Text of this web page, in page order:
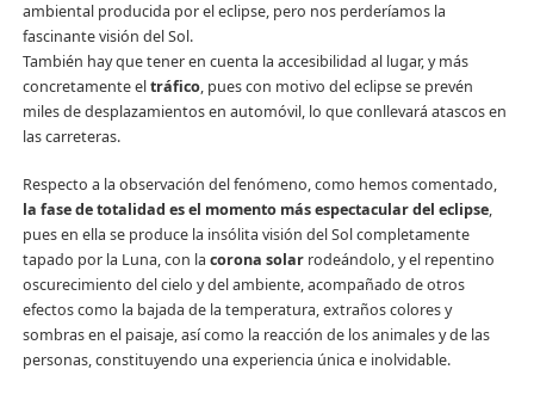
ambiental producida por el eclipse, pero nos perderíamos la
fascinante visión del Sol.
También hay que tener en cuenta la accesibilidad al lugar, y más
concretamente eltráfico, pues con motivo del eclipse se prevén
miles de desplazamientos en automóvil, lo que conllevará atascos en
las carreteras.
Respecto a la observación del fenómeno, como hemos comentado,
la fase de totalidad es el momento más espectacular del eclipse,
pues en ella se produce la insólita visión del Sol completamente
tapado por la Luna, con la corona solar rodeándolo, y el repentino
oscurecimiento del cielo y del ambiente, acompañado de otros
efectos como la bajada de la temperatura, extraños colores y
sombras en el paisaje, así como la reacción de los animales y de las
personas, constituyendo una experiencia única e inolvidable.